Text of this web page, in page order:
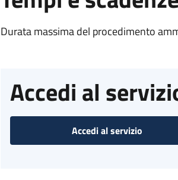
Durata massima del procedimento
Accedi al
Accedi al servizio